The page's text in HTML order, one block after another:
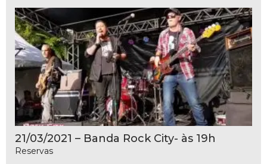
21/03/2021 – Banda Rock City- às 19h
Reservas